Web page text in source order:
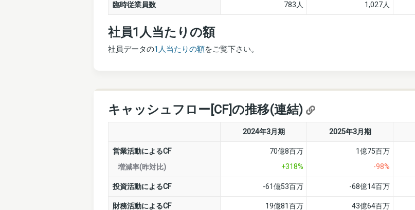
臨時従業員数 783人 1,027人
社員1人当たりの額
社員データの1人当たりの額をご覧下さい。
キャッシュフロー[CF]の推移(連結)
2024年3月期 2025年3月期
営業活動によるCF
増減率(昨対比)
70億8百万
+318%
1億75百万
-98%
投資活動によるCF -61億53百万 -68億14百万
財務活動によるCF 19億81百万 43億64百万